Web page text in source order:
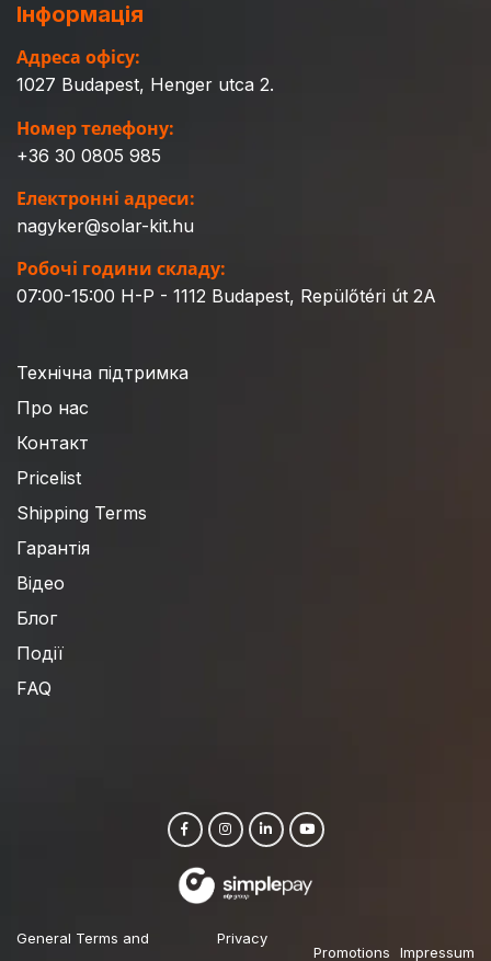
Інформація
Адреса офісу:
1027 Budapest, Henger utca 2.
Номер телефону:
+36 30 0805 985
Електронні адреси:
nagyker@solar-kit.hu
Робочі години складу:
07:00-15:00 H-P - 1112 Budapest, Repülőtéri út 2A
Технічна підтримка
Про нас
Контакт
Pricelist
Shipping Terms
Гарантія
Відео
Блог
Події
FAQ
General Terms and
Privacy
Promotions Impressum